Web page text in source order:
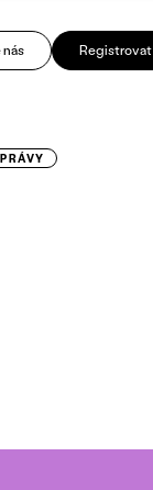
Registrovat